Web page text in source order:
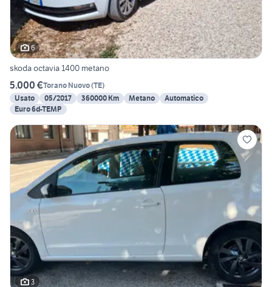
6
skoda octavia 1400 metano
5.000 €Torano Nuovo(TE)
Usato
05/2017 360000 Km Metano
Automatico
Euro 6d-TEMP
3